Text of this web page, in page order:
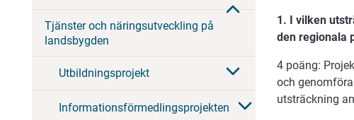
Tjänster och näringsutveckling på
landsbygden
Utbildningsprojekt
Informationsförmedlingsprojekten
1. I vilken
den regionala
4 poäng:
och
utsträckning